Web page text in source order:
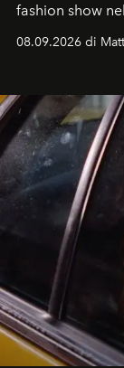
fashion show
08.09.2026 di